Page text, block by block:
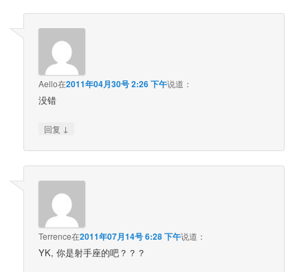
Aello在2011年04月30号 2:26 下午说道：
没错
回复 ↓
Terrence在2011年07月14号 6:28 下午说道：
YK, 你是射手座的吧？？？